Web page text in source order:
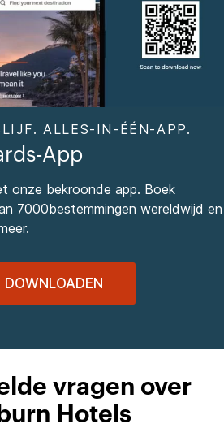
ALLES-IN-ÉÉN-APP.
App
onze bekroonde app. Boek
7000bestemmingen wereldwijd en
DOWNLOADEN
vragen over
Hotels